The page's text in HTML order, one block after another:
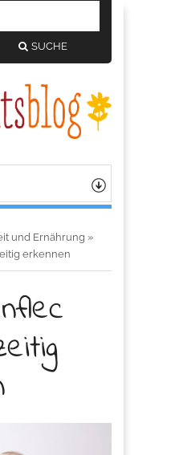
SUCHE
und Ernährung »
erkennen